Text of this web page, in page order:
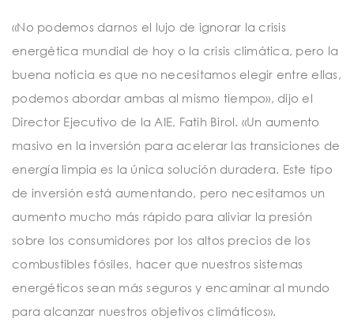
«No podemos darnos el lujo de ignorar la crisis
energética mundial de hoy o la crisis climática, pero la
buena noticia es que no necesitamos elegir entre ellas,
podemos abordar ambas al mismo tiempo», dijo el
Director Ejecutivo de la AIE, Fatih Birol. «Un aumento
masivo en la inversión para acelerar las transiciones de
energía limpia es la única solución duradera. Este tipo
de inversión está aumentando, pero necesitamos un
aumento mucho más rápido para aliviar la presión
sobre los consumidores por los altos precios de los
combustibles fósiles, hacer que nuestros sistemas
energéticos sean más seguros y encaminar al mundo
para alcanzar nuestros objetivos climáticos».